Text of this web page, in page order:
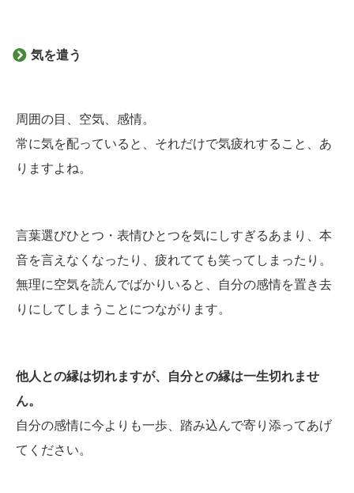
気を遣う
周囲の目、空気、感情。
常に気を配っていると、それだけで気疲れすること、あ
りますよね。
言葉選びひとつ・表情ひとつを気にしすぎるあまり、本
音を言えなくなったり、疲れてても笑ってしまったり。
無理に空気を読んでばかりいると、自分の感情を置き去
りにしてしまうことにつながります。
他人との縁は切れますが、自分との縁は一生切れませ
ん。
自分の感情に今よりも一歩、踏み込んで寄り添ってあげ
てください。